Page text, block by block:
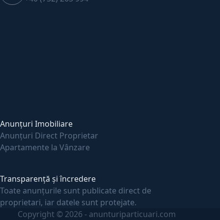
Anunțuri Imobiliare
Anunțuri Direct Proprietar
Apartamente la Vânzare
Transparență și încredere
Toate anunțurile sunt publicate direct de
proprietari, iar datele sunt protejate.
Copyright © 2026 - anunturiparticuari.com